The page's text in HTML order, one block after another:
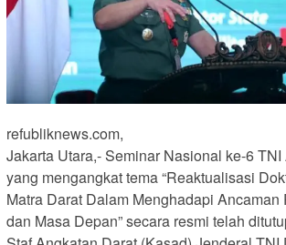
refubliknews.com,
Jakarta Utara,- Seminar Nasional ke-6
yang mengangkat tema “Reaktualisasi
Matra Darat Dalam Menghadapi Ancaman
dan Masa Depan” secara resmi telah